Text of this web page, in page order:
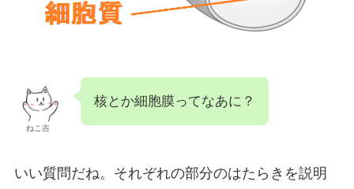
ねこ吉
核とか細胞膜ってなあに？
いい質問だね。それぞれの部分のはたらきを説明